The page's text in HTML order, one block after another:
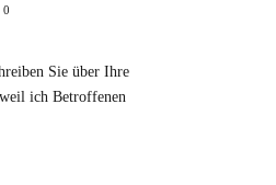
0
Sie über Ihre
ich Betroffenen